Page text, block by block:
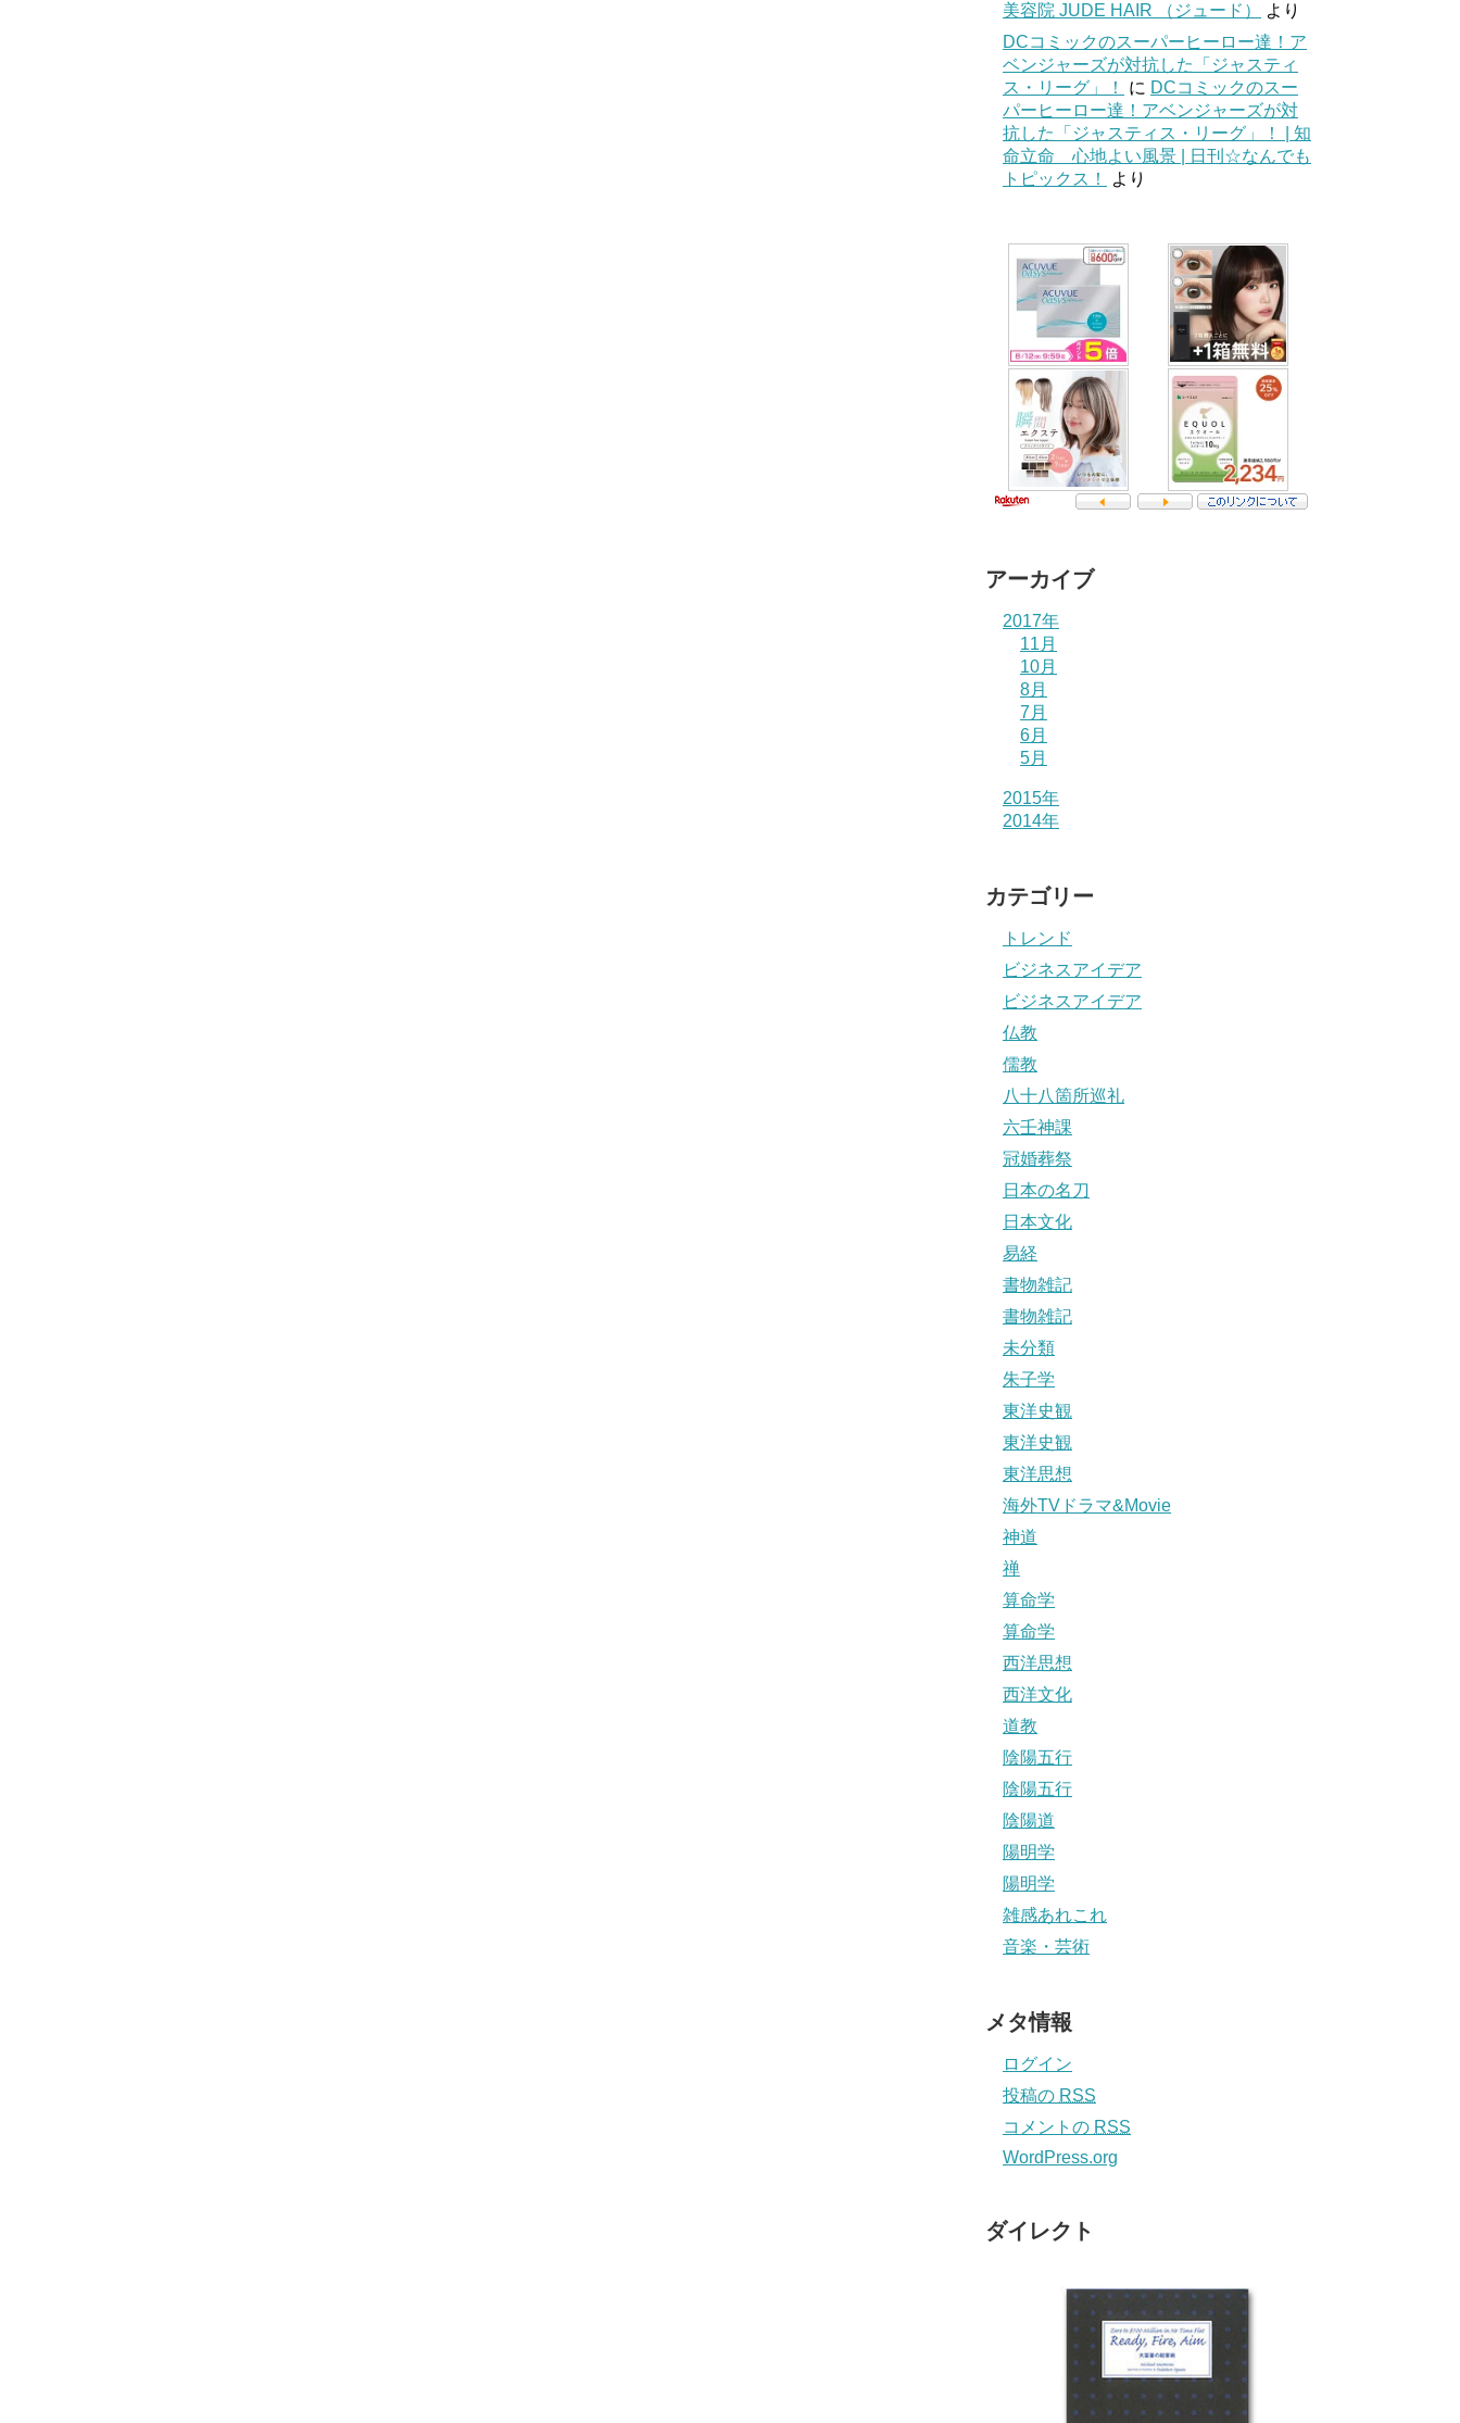
美容院 JUDE HAIR （ジュード）
より
DCコミックのスーパーヒーロー達！ア
ベンジャーズが対抗した「ジャスティ
ス・リーグ」！
に DCコミックのスー
パーヒーロー達！アベンジャーズが対
抗した「ジャスティス・リーグ」！ | 知
命立命 心地よい風景 | 日刊☆なんでも
トピックス！
より
アーカイブ
2017年
11月
10月
8月
7月
6月
5月
2015年
2014年
カテゴリー
トレンド
ビジネスアイデア
ビジネスアイデア
仏教
儒教
八十八箇所巡礼
六壬神課
冠婚葬祭
日本の名刀
日本文化
易経
書物雑記
書物雑記
未分類
朱子学
東洋史観
東洋史観
東洋思想
海外TVドラマ&Movie
神道
禅
算命学
算命学
西洋思想
西洋文化
道教
陰陽五行
陰陽五行
陰陽道
陽明学
陽明学
雑感あれこれ
音楽・芸術
メタ情報
ログイン
投稿の RSS
コメントの RSS
WordPress.org
ダイレクト